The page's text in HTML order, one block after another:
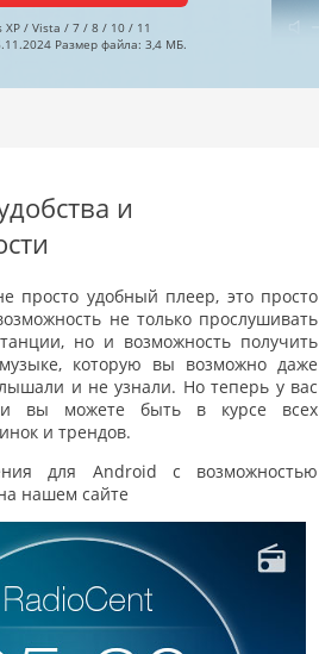
XP / Vista / 7 / 8 / 10 / 11
Размер файла: 3,4 МБ.
и
просто удобный плеер, это просто
не только прослушивать
но и возможность получить
которую вы возможно даже
и не узнали. Но теперь у вас
и вы можете быть в курсе всех
и трендов.
для Android с возможностью
нашем сайте